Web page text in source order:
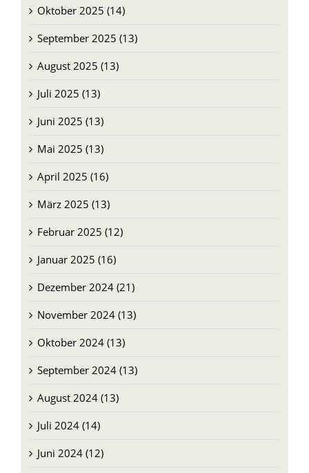
Oktober 2025 (14)
September 2025 (13)
August 2025 (13)
Juli 2025 (13)
Juni 2025 (13)
Mai 2025 (13)
April 2025 (16)
März 2025 (13)
Februar 2025 (12)
Januar 2025 (16)
Dezember 2024 (21)
November 2024 (13)
Oktober 2024 (13)
September 2024 (13)
August 2024 (13)
Juli 2024 (14)
Juni 2024 (12)